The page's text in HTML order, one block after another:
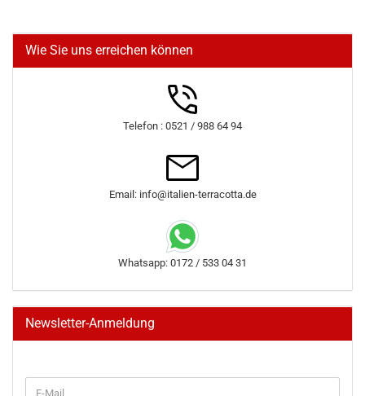
Wie Sie uns erreichen können
Telefon : 0521 / 988 64 94
Email: info@italien-terracotta.de
Whatsapp: 0172 / 533 04 31
Newsletter-Anmeldung
E-